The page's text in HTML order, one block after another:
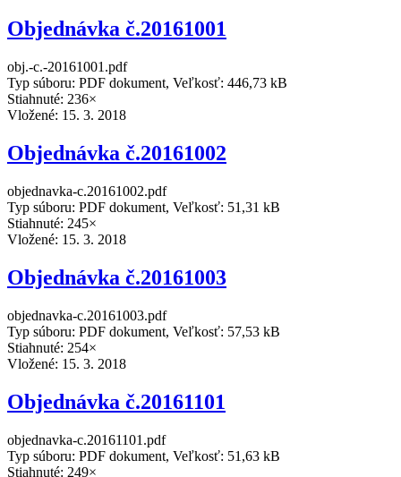
Objednávka č.20161001
obj.-c.-20161001.pdf
Typ súboru: PDF dokument, Veľkosť: 446,73 kB
Stiahnuté: 236×
Vložené: 15. 3. 2018
Objednávka č.20161002
objednavka-c.20161002.pdf
Typ súboru: PDF dokument, Veľkosť: 51,31 kB
Stiahnuté: 245×
Vložené: 15. 3. 2018
Objednávka č.20161003
objednavka-c.20161003.pdf
Typ súboru: PDF dokument, Veľkosť: 57,53 kB
Stiahnuté: 254×
Vložené: 15. 3. 2018
Objednávka č.20161101
objednavka-c.20161101.pdf
Typ súboru: PDF dokument, Veľkosť: 51,63 kB
Stiahnuté: 249×